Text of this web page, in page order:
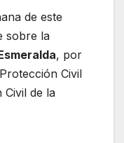
de este
sobre la
, por
Civil
Civil de la